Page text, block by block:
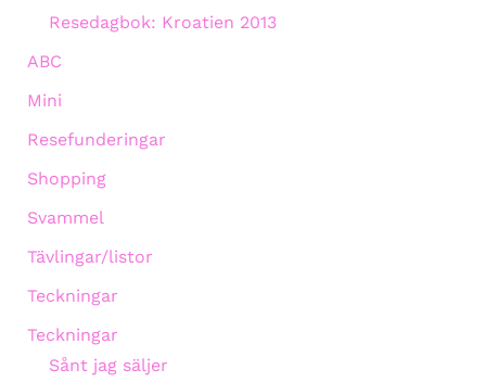
Resedagbok: Kroatien 2013
ABC
Mini
Resefunderingar
Shopping
Svammel
Tävlingar/listor
Teckningar
Teckningar
Sånt jag säljer